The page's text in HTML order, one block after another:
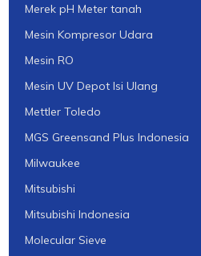
Merek pH Meter tanah
Mesin Kompresor Udara
Mesin RO
Mesin UV Depot Isi Ulang
Mettler Toledo
MGS Greensand Plus Indonesia
Milwaukee
Mitsubishi
Mitsubishi Indonesia
Molecular Sieve